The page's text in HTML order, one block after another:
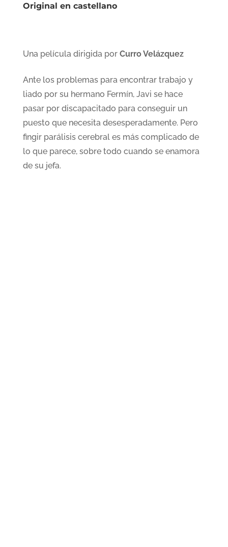
Original en castellano
Una película dirigida por Curro Velázquez
Ante los problemas para encontrar trabajo y
liado por su hermano Fermín, Javi se hace
pasar por discapacitado para conseguir un
puesto que necesita desesperadamente. Pero
fingir parálisis cerebral es más complicado de
lo que parece, sobre todo cuando se enamora
de su jefa.